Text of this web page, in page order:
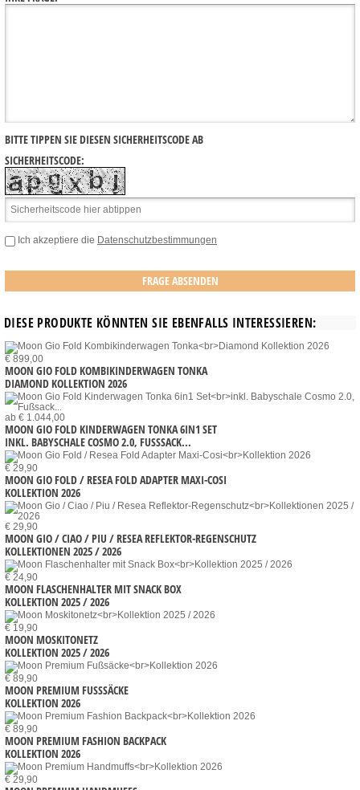
BITTE TIPPEN SIE DIESEN SICHERHEITSCODE AB
SICHERHEITSCODE:
Ich akzeptiere die Datenschutzbestimmungen
DIESE PRODUKTE KÖNNTEN SIE EBENFALLS INTERESSIEREN:
€ 899,00
MOON GIO FOLD KOMBIKINDERWAGEN TONKA
DIAMOND KOLLEKTION 2026
ab € 1.044,00
MOON GIO FOLD KINDERWAGEN TONKA 6IN1 SET
INKL. BABYSCHALE COSMO 2.0, FUSSSACK...
€ 29,90
MOON GIO FOLD / RESEA FOLD ADAPTER MAXI-COSI
KOLLEKTION 2026
€ 29,90
MOON GIO / CIAO / PIU / RESEA REFLEKTOR-REGENSCHUTZ
KOLLEKTIONEN 2025 / 2026
€ 24,90
MOON FLASCHENHALTER MIT SNACK BOX
KOLLEKTION 2025 / 2026
€ 19,90
MOON MOSKITONETZ
KOLLEKTION 2025 / 2026
€ 89,90
MOON PREMIUM FUSSSÄCKE
KOLLEKTION 2026
€ 89,90
MOON PREMIUM FASHION BACKPACK
KOLLEKTION 2026
€ 29,90